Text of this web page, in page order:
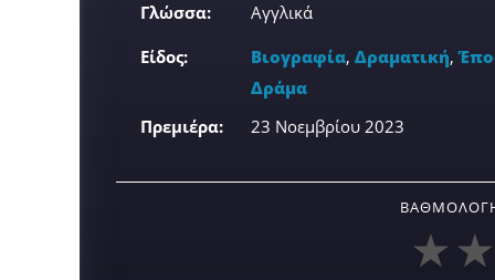
Γλώσσα:
Αγγλικά
Είδος:
Βιογραφία,Δραματική,
Δράμα
Πρεμιέρα:
23 Νοεμβρίου 2023